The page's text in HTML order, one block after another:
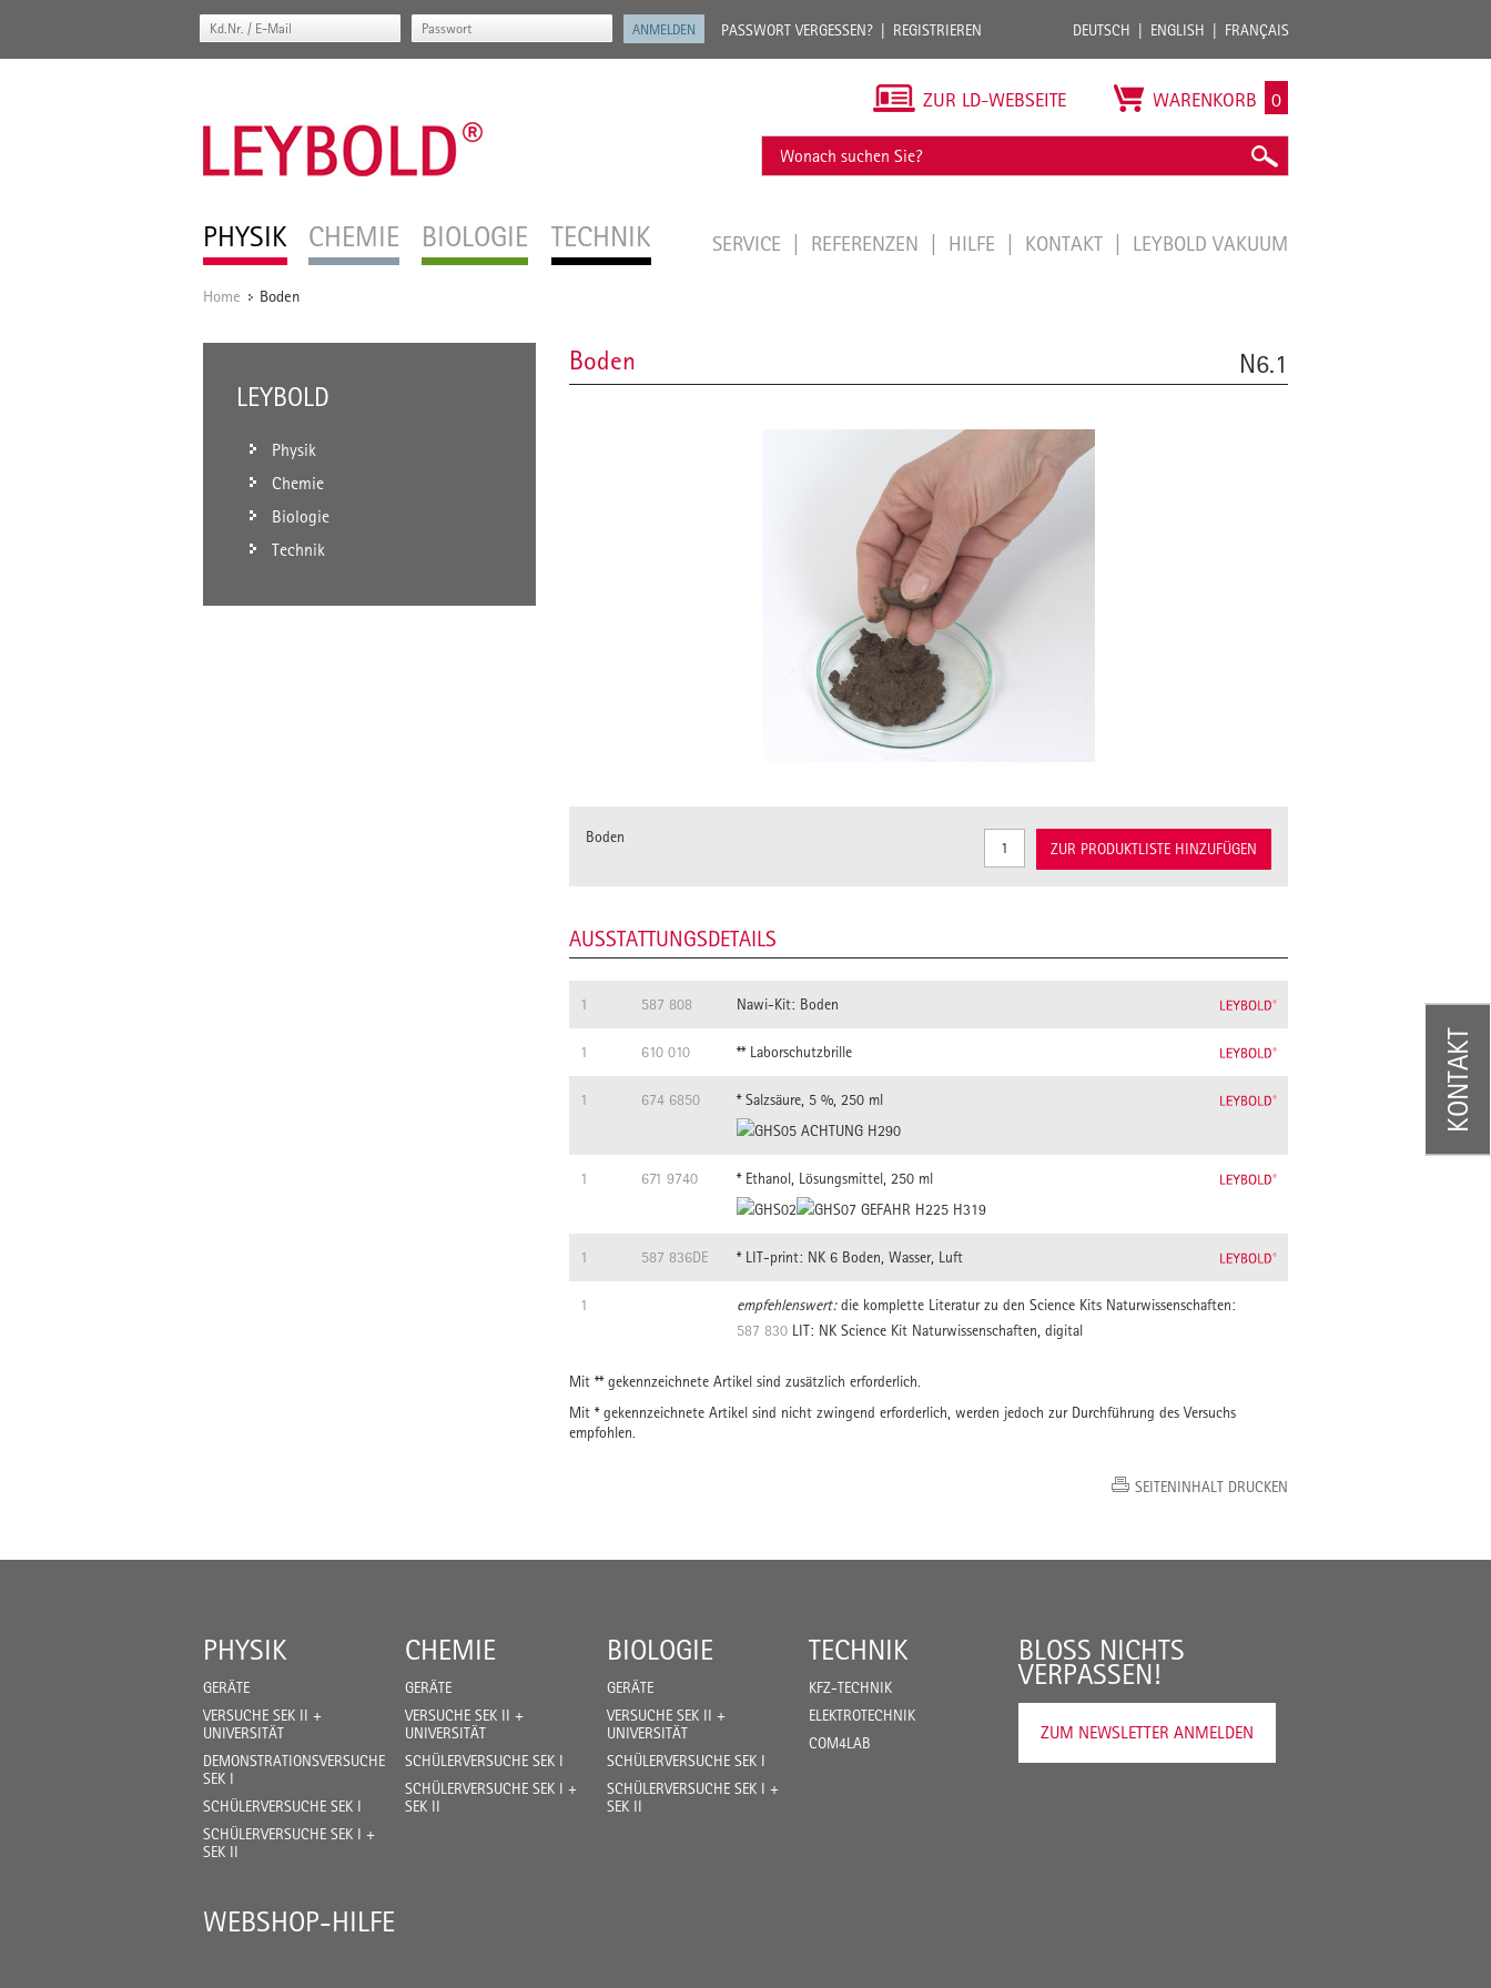
PASSWORT VERGESSEN? REGISTRIEREN DEUTSCH ENGLISH FRANÇAIS
PHYSIK CHEMIE BIOLOGIE TECHNIK
ZUR LD-WEBSEITE WARENKORB 0
SERVICE REFERENZEN HILFE KONTAKT LEYBOLD VAKUUM
Home / Boden
LEYBOLD
Physik
Chemie
Biologie
Technik
Boden N6.1
Boden
ZUR PRODUKTLISTE HINZUFÜGEN
AUSSTATTUNGSDETAILS
1 587 808 Nawi-Kit: Boden
1 610 010 ** Laborschutzbrille
1 674 6850
* Salzsäure, 5 %, 250 ml
ACHTUNG H290
1 671 9740
* Ethanol, Lösungsmittel, 250 ml
GEFAHR H225 H319
1 587 836DE * LIT-print: NK 6 Boden, Wasser, Luft
1 empfehlenswert:die komplette Literatur zu den Science Kits Naturwissenschaften:
587 830 LIT: NK Science Kit Naturwissenschaften, digital
Mit ** gekennzeichnete Artikel sind zusätzlich erforderlich.
Mit * gekennzeichnete Artikel sind nicht zwingend erforderlich, werden jedoch zur Durchführung des Versuchs
empfohlen.
SEITENINHALT DRUCKEN
PHYSIK
GERÄTE
VERSUCHE SEK II +
UNIVERSITÄT
DEMONSTRATIONSVERSUCHE
SEK I
SCHÜLERVERSUCHE SEK I
SCHÜLERVERSUCHE SEK I +
SEK II
CHEMIE
GERÄTE
VERSUCHE SEK II +
UNIVERSITÄT
SCHÜLERVERSUCHE SEK I
SCHÜLERVERSUCHE SEK I +
SEK II
BIOLOGIE
GERÄTE
VERSUCHE SEK II +
UNIVERSITÄT
SCHÜLERVERSUCHE SEK I
SCHÜLERVERSUCHE SEK I +
SEK II
TECHNIK
KFZ-TECHNIK
ELEKTROTECHNIK
COM4LAB
WEBSHOP-HILFE
BLOSS NICHTS V
ERPASSEN!
ZUM NEWSLETTER ANMELDEN
KONTAKT